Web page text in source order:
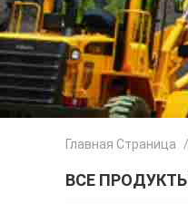
Главная Страница /
ВСЕ